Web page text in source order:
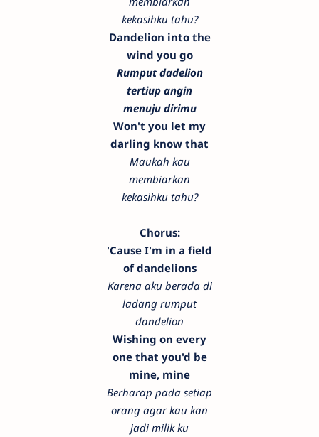
kekasihku tahu?
Dandelion into the
wind you go
Rumput dadelion
tertiup angin
menuju dirimu
Won't you let my
darling know that
Maukah kau
membiarkan
kekasihku tahu?
Chorus:
'Cause I'm in a field
of dandelions
Karena aku berada di
ladang rumput
dandelion
Wishing on every
one that you'd be
mine, mine
Berharap pada setiap
orang agar kau kan
jadi milik ku